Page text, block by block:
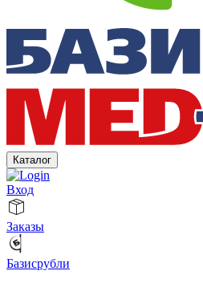
Каталог
Вход
Заказы
Базисрубли